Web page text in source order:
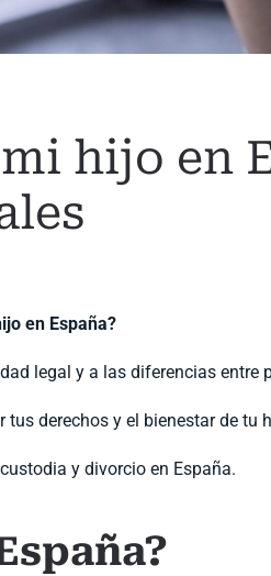
hijo en
en España?
legal y a las diferencias entre
derechos y el bienestar de tu
y divorcio en España.